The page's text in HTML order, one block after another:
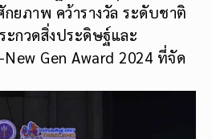
ยภาพ คว้ารางวัล ระดับชาติ
ะกวดสิ่งประดิษฐ์และ
Gen Award 2024 ที่จัด